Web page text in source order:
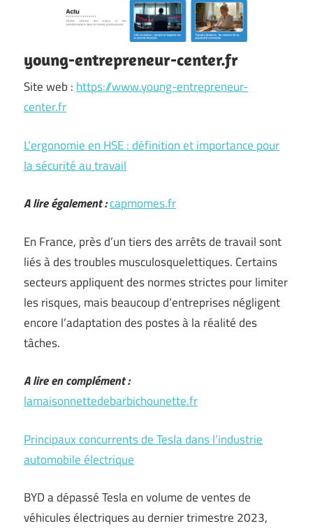
young-entrepreneur-center.fr
Site web : https://www.young-entrepreneur-
center.fr
L’ergonomie en HSE : définition et importance pour
la sécurité au travail
A lire également :capmomes.fr
En France, près d’un tiers des arrêts de travail sont
liés à des troubles musculosquelettiques. Certains
secteurs appliquent des normes strictes pour limiter
les risques, mais beaucoup d’entreprises négligent
encore l’adaptation des postes à la réalité des
tâches.
A lire en complément :
lamaisonnettedebarbichounette.fr
Principaux concurrents de Tesla dans l’industrie
automobile électrique
BYD a dépassé Tesla en volume de ventes de
véhicules électriques au dernier trimestre 2023,